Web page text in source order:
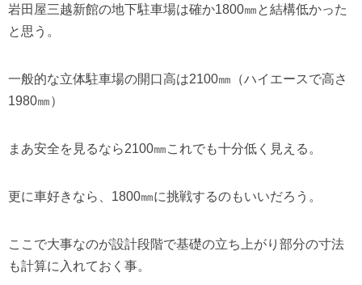
岩田屋三越新館の地下駐車場は確か1800㎜と結構低かった
と思う。
一般的な立体駐車場の開口高は2100㎜（ハイエースで高さ
1980㎜）
まあ安全を見るなら2100㎜これでも十分低く見える。
更に車好きなら、1800㎜に挑戦するのもいいだろう。
ここで大事なのが設計段階で基礎の立ち上がり部分の寸法
も計算に入れておく事。